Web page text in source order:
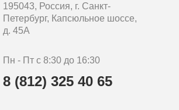
195043, Россия, г. Санкт-
Петербург, Капсюльное шоссе,
д. 45А
Пн - Пт с 8:30 до 16:30
8 (812) 325 40 65